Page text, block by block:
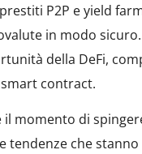
prestiti P2P e yield
in modo
della DeFi,
contract.
il momento di
tendenze che